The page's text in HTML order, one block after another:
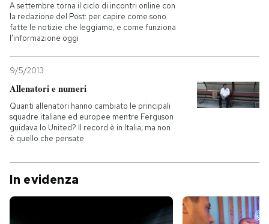
A settembre torna il ciclo di incontri online con
la redazione del Post: per capire come sono
fatte le notizie che leggiamo, e come funziona
l’informazione oggi
9/5/2013
Allenatori e numeri
Quanti allenatori hanno cambiato le principali
squadre italiane ed europee mentre Ferguson
guidava lo United? Il record è in Italia, ma non
è quello che pensate
In evidenza